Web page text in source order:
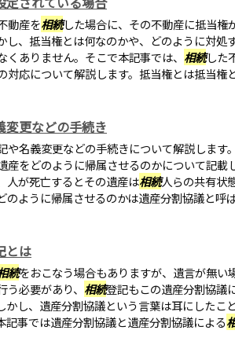
動産を相続した場合に、その不動産に抵当権
し、抵当権とは何なのかや、どのように対処
ありません。そこで本記事では、 相続した
対応について解説します。抵当権とは抵当権
変更などの手続き
や名義変更などの手続きについて解説します
産をどのように帰属させるのかについて記載
人が死亡するとその遺産は相続人らの共有状
のように帰属させるのかは遺産分割協議と呼
とは
続をおこなう場合もありますが、遺言が無い
必要があり、 相続登記もこの遺産分割協議
かし、遺産分割協議という言葉は耳にしたこ
記事では遺産分割協議と遺産分割協議による